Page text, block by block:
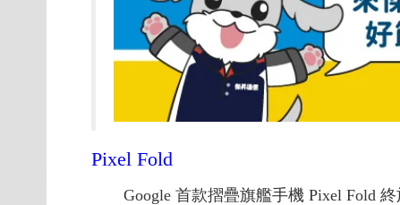
Pixel Fold
Google 首款摺疊旗艦手機 Pixel Fold 終